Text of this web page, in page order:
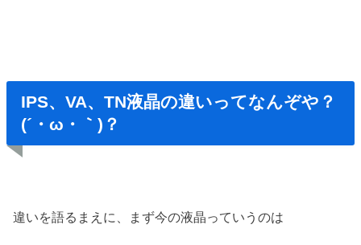
IPS、VA、TN液晶の違いってなんぞや？
(´・ω・｀)？
違いを語るまえに、まず今の液晶っていうのは